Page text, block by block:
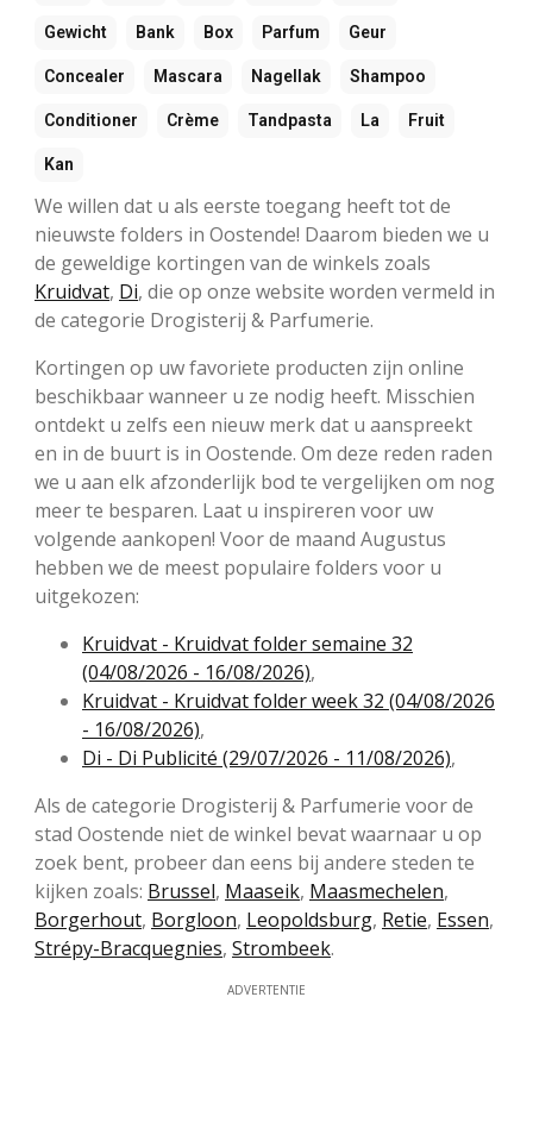
Gewicht Bank Box Parfum Geur
Concealer Mascara Nagellak Shampoo
Conditioner Crème Tandpasta La Fruit
Kan
We willen dat u als eerste toegang heeft tot de
nieuwste folders in Oostende! Daarom bieden we u
de geweldige kortingen van de winkels zoals
Kruidvat, Di, die op onze website worden vermeld in
de categorie Drogisterij & Parfumerie.
Kortingen op uw favoriete producten zijn online
beschikbaar wanneer u ze nodig heeft. Misschien
ontdekt u zelfs een nieuw merk dat u aanspreekt
en in de buurt is in Oostende. Om deze reden raden
we u aan elk afzonderlijk bod te vergelijken om nog
meer te besparen. Laat u inspireren voor uw
volgende aankopen! Voor de maand Augustus
hebben we de meest populaire folders voor u
uitgekozen:
Kruidvat - Kruidvat folder semaine 32
(04/08/2026 - 16/08/2026),
Kruidvat - Kruidvat folder week 32 (04/08/2026
- 16/08/2026),
Di - Di Publicité (29/07/2026 - 11/08/2026),
Als de categorie Drogisterij & Parfumerie voor de
stad Oostende niet de winkel bevat waarnaar u op
zoek bent, probeer dan eens bij andere steden te
kijken zoals: Brussel, Maaseik, Maasmechelen,
Borgerhout, Borgloon, Leopoldsburg, Retie, Essen,
Strépy-Bracquegnies, Strombeek.
ADVERTENTIE